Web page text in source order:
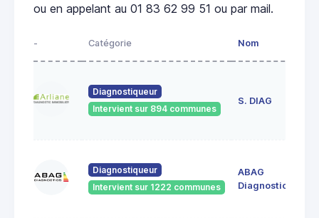
ou en appelant au 01 83 62 99 51 ou par mail.
- Catégorie Nom
Diagnostiqueur
Intervient sur 894 communes
S. DIAG
Diagnostiqueur
Intervient sur 1222 communes
ABAG
Diagnostics